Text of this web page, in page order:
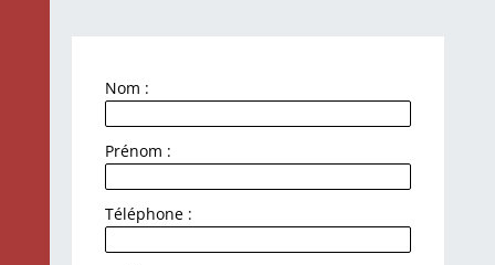
Nom :
Prénom :
Téléphone :